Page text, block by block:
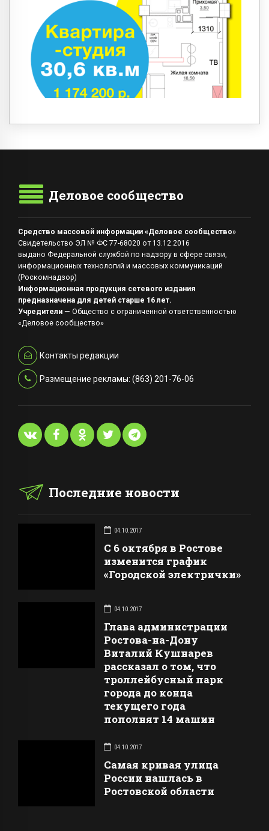
Деловое сообщество
Средство массовой информации «Деловое сообщество»
Свидетельство ЭЛ № ФС 77-68020 от 13.12.2016
выдано Федеральной службой по надзору в сфере связи,
информационных технологий и массовых коммуникаций
(Роскомнадзор)
Информационная продукция сетевого издания
предназначена для детей старше 16 лет.
Учредители — Общество с ограниченной ответственностью
«Деловое сообщество»
Контакты редакции
Размещение рекламы: (863) 201-76-06
Последние новости
04.10.2017
С 6 октября в Ростове
изменится график
«Городской электрички»
04.10.2017
Глава администрации
Ростова-на-Дону
Виталий Кушнарев
рассказал о том, что
троллейбусный парк
города до конца
текущего года
пополнят 14 машин
04.10.2017
Самая кривая улица
России нашлась в
Ростовской области